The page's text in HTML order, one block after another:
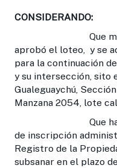
CONSIDERANDO:
Que mediante
aprobó el loteo, y se
para la continuación
y su intersección, sito
Gualeguaychú,
Manzana 2054, lote
Que
de inscripción
Registro de la
subsanar en el plazo